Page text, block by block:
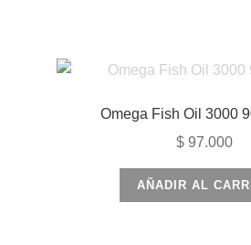
Omega Fish Oil 3000
$ 97.000
AÑADIR AL